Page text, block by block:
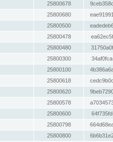
25800678
25800680
25800500
25800478
25800480
25800300
25800100
25800618
25800620
25800578
25800600
25800798
25800800